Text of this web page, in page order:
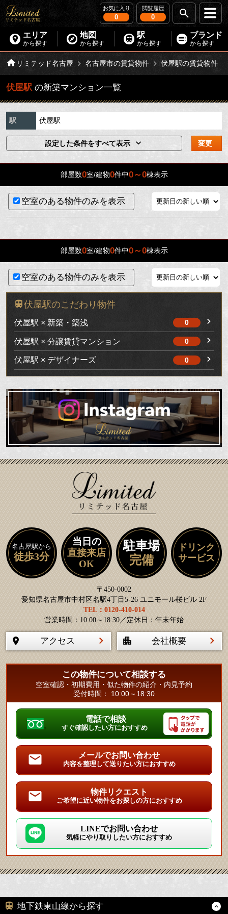
お気に入り
0
閲覧履歴
0
エリア
から探す
地図
から探す
駅
から探す
ブランド
から探す
リミテッド名古屋 名古屋市の賃貸物件 伏屋駅の賃貸物件
伏屋駅 の新築マンション一覧
駅 伏屋駅
設定した条件をすべて表示 変更
部屋数0室/建物0件中0～0棟表示
空室のある物件のみを表示
部屋数0室/建物0件中0～0棟表示
空室のある物件のみを表示
伏屋駅のこだわり物件
伏屋駅 × 新築・築浅 0
伏屋駅 × 分譲賃貸マンション 0
伏屋駅 × デザイナーズ 0
名古屋駅から
徒歩3分
当日の
直接来店
OK
駐車場
完備
ドリンク
サービス
〒450-0002
愛知県名古屋市中村区名駅4丁目5-26 ユニモール桜ビル 2F
TEL：0120-410-014
営業時間：10:00～18:30／定休日：年末年始
アクセス 会社概要
この物件について相談する
空室確認・初期費用・似た物件の紹介・内見予約
受付時間： 10:00～18:30
電話で相談
すぐ確認したい方におすすめ
メールでお問い合わせ
内容を整理して送りたい方におすすめ
物件リクエスト
ご希望に近い物件をお探しの方におすすめ
LINEでお問い合わせ
気軽にやり取りしたい方におすすめ
地下鉄東山線から探す